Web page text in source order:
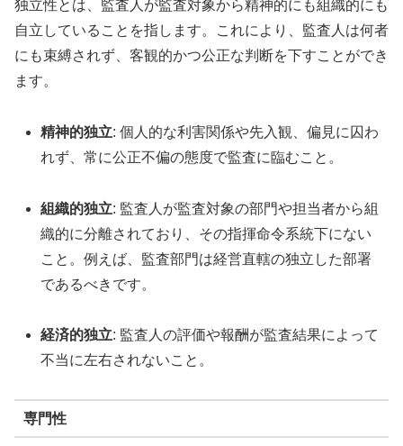
独立性とは、監査人が監査対象から精神的にも組織的にも
自立していることを指します。これにより、監査人は何者
にも束縛されず、客観的かつ公正な判断を下すことができ
ます。
精神的独立: 個人的な利害関係や先入観、偏見に囚わ
れず、常に公正不偏の態度で監査に臨むこと。
組織的独立: 監査人が監査対象の部門や担当者から組
織的に分離されており、その指揮命令系統下にない
こと。例えば、監査部門は経営直轄の独立した部署
であるべきです。
経済的独立: 監査人の評価や報酬が監査結果によって
不当に左右されないこと。
専門性